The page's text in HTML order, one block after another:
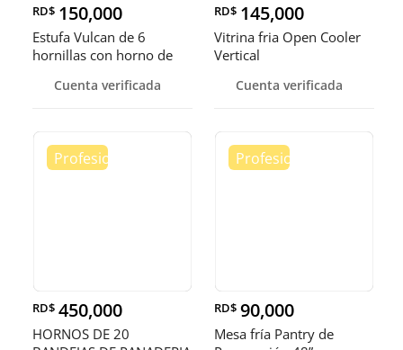
RD$ 150,000
Estufa Vulcan de 6
hornillas con horno de
Cuenta verificada
RD$ 145,000
Vitrina fria Open Cooler
Vertical
Cuenta verificada
RD$ 450,000
HORNOS DE 20
RD$ 90,000
Mesa fría Pantry de